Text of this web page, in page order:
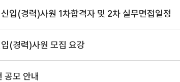
입(경력)사원 1차합격자 및 2차 실무면접일정
(경력)사원 모집 요강
공모 안내